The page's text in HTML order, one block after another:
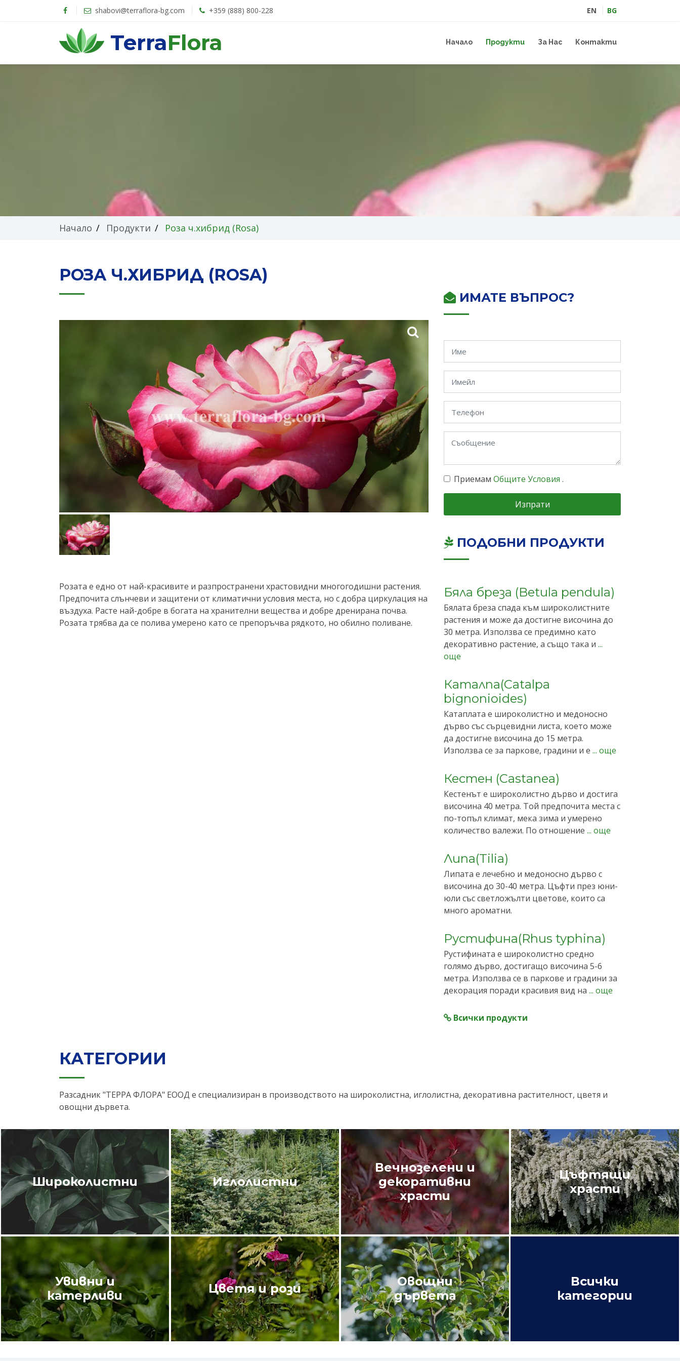
shabovi@terraflora-bg.com +359 (888) 800-228 EN BG
TerraFlora Начало Продукти За Нас Контакти
Начало Продукти Роза ч.хибрид (Rosa)
РОЗА Ч.ХИБРИД (ROSA)
Розата е едно от най-красивите и разпространени храстовидни многогодишни растения.
Предпочита слънчеви и защитени от климатични условия места, но с добра циркулация на
въздуха. Расте най-добре в богата на хранителни вещества и добре дренирана почва.
Розата трябва да се полива умерено като се препоръчва рядкото, но обилно поливане.
ИМАТЕ ВЪПРОС?
Приемам Общите Условия .
Изпрати
ПОДОБНИ ПРОДУКТИ
Бяла бреза (Betula pendula)
Бялата бреза спада към широколистните
растения и може да достигне височина до
30 метра. Използва се предимно като
декоративно растение, а също така и ...
още
Каталпа(Catalpa
bignonioides)
Катаплата е широколистно и медоносно
дърво със сърцевидни листа, което може
да достигне височина до 15 метра.
Използва се за паркове, градини и е ... още
Кестен (Castanea)
Кестенът е широколистно дърво и достига
височина 40 метра. Той предпочита места с
по-топъл климат, мека зима и умерено
количество валежи. По отношение ... още
Липа(Tilia)
Липата е лечебно и медоносно дърво с
височина до 30-40 метра. Цъфти през юни-
юли със светложълти цветове, които са
много ароматни.
Рустифина(Rhus typhina)
Рустифината е широколистно средно
голямо дърво, достигащо височина 5-6
метра. Използва се в паркове и градини за
декорация поради красивия вид на ... още
Всички продукти
КАТЕГОРИИ
Разсадник "ТЕРРА ФЛОРА" ЕООД е специализиран в производството на широколистна, иглолистна, декоративна растителност, цветя и
овощни дървета.
Широколистни Иглолистни
Вечнозелени и
декоративни
храсти
Цъфтящи
храсти
Увивни и
катерливи
Цветя и рози
Овощни
дървета
Всички
категории